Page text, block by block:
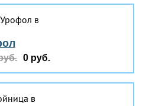
0 руб.